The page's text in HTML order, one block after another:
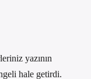
yazının
hale getirdi.